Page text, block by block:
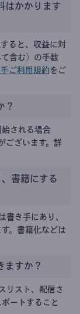
はかかります
ると、収益に対
含む）の手数
ご利用規約 をご
？
される場合
ございます。詳
書籍にする
き手にあり、
。書籍化などは
ますか？
リスト、配信さ
ートすること